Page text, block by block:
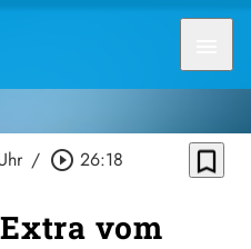
/ play_circle_outline 26:18 bookmark_border
vom